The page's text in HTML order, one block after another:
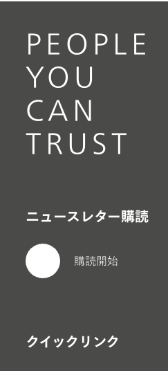
PEOPLE
YOU
CAN
TRUST
ニュースレター購読
購読開始
クイックリンク